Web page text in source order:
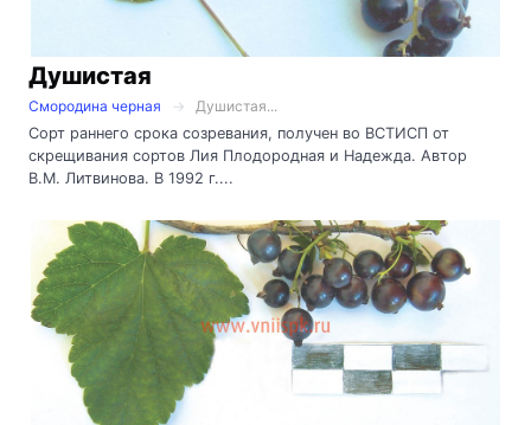
Душистая
Смородина черная
Душистая...
Сорт раннего срока созревания, получен во ВСТИСП от
скрещивания сортов Лия Плодородная и Надежда. Автор
В.М. Литвинова. В 1992 г....